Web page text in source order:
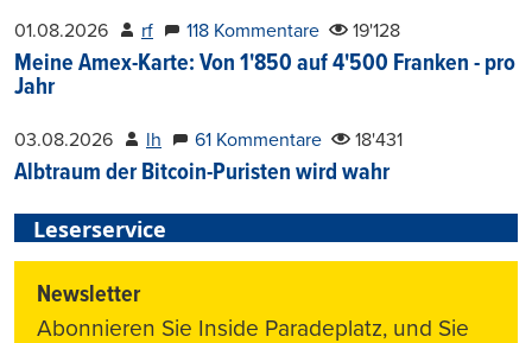
01.08.2026 rf 118 Kommentare 19'128
Meine Amex-Karte: Von 1'850 auf 4'500 Franken - pro
Jahr
03.08.2026 lh 61 Kommentare 18'431
Albtraum der Bitcoin-Puristen wird wahr
Leserservice
Newsletter
Abonnieren Sie Inside Paradeplatz, und Sie